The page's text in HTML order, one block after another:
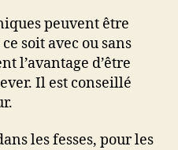
peuvent être
soit avec ou sans
l’avantage d’être
Il est conseillé
les fesses, pour les